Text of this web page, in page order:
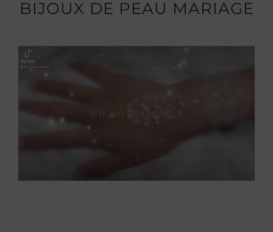
BIJOUX DE PEAU MARIAGE